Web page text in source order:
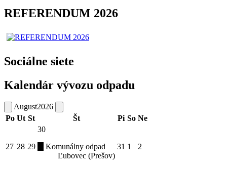
REFERENDUM 2026
Sociálne siete
Kalendár vývozu odpadu
August2026
Po Ut St Št Pi So Ne
27 28 29
30
Komunálny odpad
Ľubovec (Prešov)
31 1 2